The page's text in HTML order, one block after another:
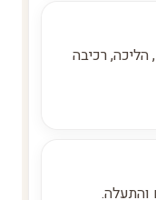
רכיבה
והתעלה.